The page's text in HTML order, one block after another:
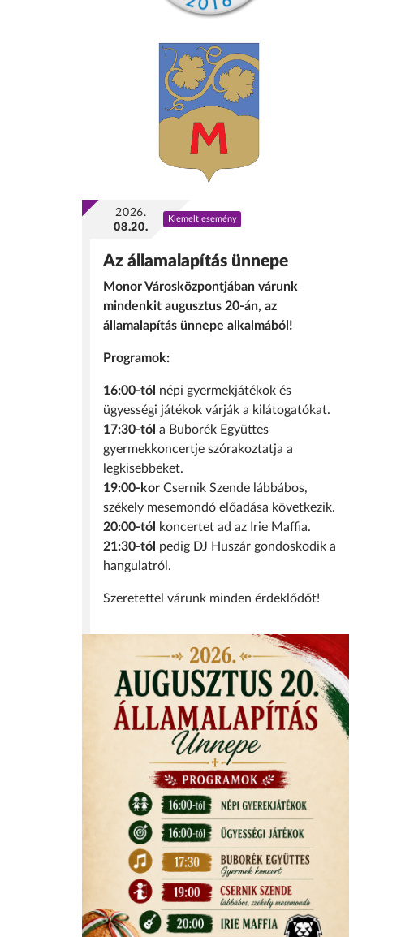
2026.
08.20.
Kiemelt esemény
Az államalapítás ünnepe
Monor Városközpontjában várunk
mindenkit augusztus 20-án, az
államalapítás ünnepe alkalmából!
Programok:
16:00-tól népi gyermekjátékok és
ügyességi játékok várják a kilátogatókat.
17:30-tól a Buborék Együttes
gyermekkoncertje szórakoztatja a
legkisebbeket.
19:00-kor Csernik Szende lábbábos,
székely mesemondó előadása következik.
20:00-tól
koncertet ad az Irie Maffia.
21:30-tól pedig DJ Huszár gondoskodik a
hangulatról.
Szeretettel várunk minden érdeklődőt!